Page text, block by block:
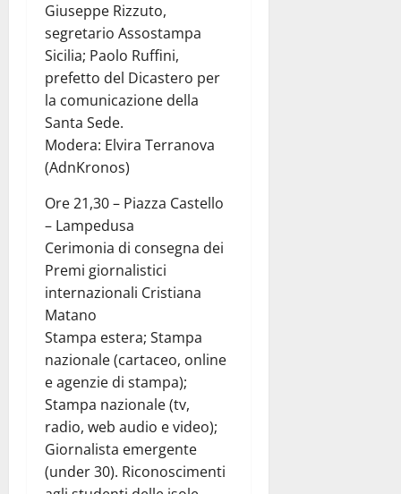
Giuseppe Rizzuto,
segretario Assostampa
Sicilia; Paolo Ruffini,
prefetto del Dicastero per
la comunicazione della
Santa Sede.
Modera: Elvira Terranova
(AdnKronos)
Ore 21,30 – Piazza Castello
– Lampedusa
Cerimonia di consegna dei
Premi giornalistici
internazionali Cristiana
Matano
Stampa estera; Stampa
nazionale (cartaceo, online
e agenzie di stampa);
Stampa nazionale (tv,
radio, web audio e video);
Giornalista emergente
(under 30). Riconoscimenti